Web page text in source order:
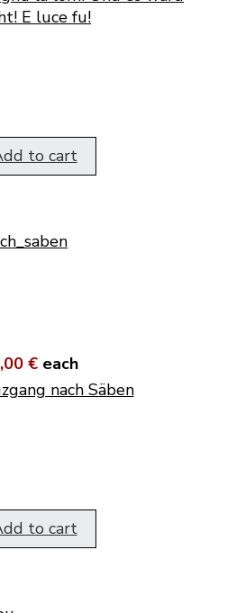
E luce fu!
to cart
€ each
nach Säben
to cart